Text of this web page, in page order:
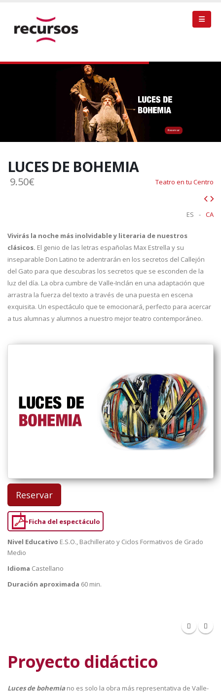
Reservar
LUCES DE BOHEMIA
9.50€ Teatro en tu Centro
CA
-
ES
Vivirás la noche más inolvidable y literaria de nuestros
clásicos. El genio de las letras españolas Max Estrella y su
inseparable Don Latino te adentrarán en los secretos del Callejón
del Gato para que descubras los secretos que se esconden de la
luz del día. La obra cumbre de Valle-Inclán en una adaptación que
arrastra la fuerza del texto a través de una puesta en escena
exquisita. Un espectáculo que te emocionará, perfecto para acercar
a tus alumnas y alumnos a nuestro mejor teatro contemporáneo.
Reservar
Ficha del espectáculo
Nivel Educativo E.S.O., Bachillerato y Ciclos Formativos de Grado
Medio
Idioma Castellano
Duración aproximada 60 min.
Proyecto didáctico
Luces de bohemia no es solo la obra más representativa de Valle-